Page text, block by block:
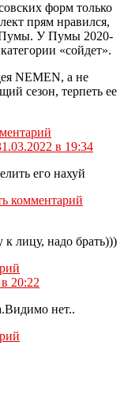
форм только
прям нравился,
Пумы. У Пумы 2020-
«сойдет».
NEMEN, а не
сезон, терпеть ее
в 19:34
его нахуй
комментарий
к лицу, надо брать)))
20:22
нет..